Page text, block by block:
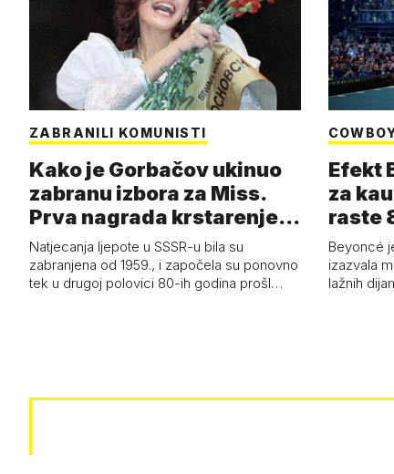
ZABRANILI KOMUNISTI
Kako je Gorbačov ukinuo
zabranu izbora za Miss.
Prva nagrada krstarenje
Jadran…
Natjecanja ljepote u SSSR-u bila su
zabranjena od 1959., i započela su ponovno
tek u drugoj polovici 80-ih godina prošl…
Efekt
za
raste
Beyoncé
izazvala
lažnih